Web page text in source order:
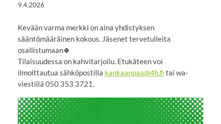
9.4.2026
Kevään varma merkki on aina yhdistyksen
sääntömääräinen kokous. Jäsenet tervetulleita
osallistumaan🍀
Tilaisuudessa on kahvitarjoilu. Etukäteen voi
ilmoittautua sähköpostilla kankaanpaa@4h.fi tai wa-
viestillä 050 353 3721.